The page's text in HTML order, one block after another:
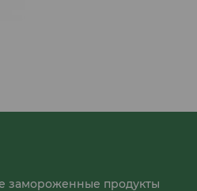
замороженные продукты